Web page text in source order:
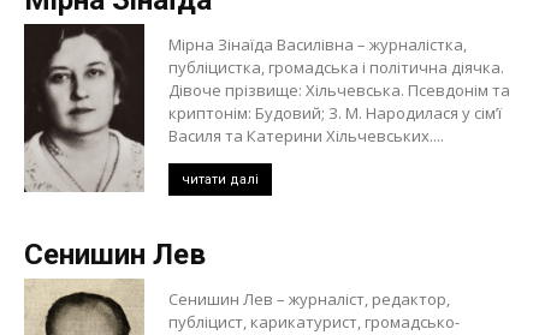
Мірна Зінаїда Василівна – журналістка,
публіцистка, громадська і політична діячка.
Дівоче прізвище: Хільчевська. Псевдонім та
криптонім: Будовий; З. М. Народилася у сім’ї
Василя та Катерини Хільчевських....
читати далі
Сенишин Лев
Сенишин Лев – журналіст, редактор,
публіцист, карикатурист, громадсько-